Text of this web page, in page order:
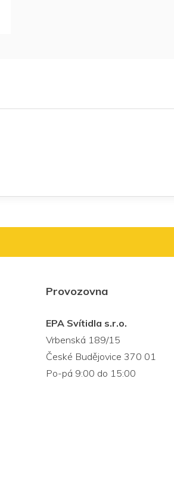
Provozovna
EPA Svítidla s.r.o.
Vrbenská 189/15
České Budějovice 370 01
Po-pá 9:00 do 15:00